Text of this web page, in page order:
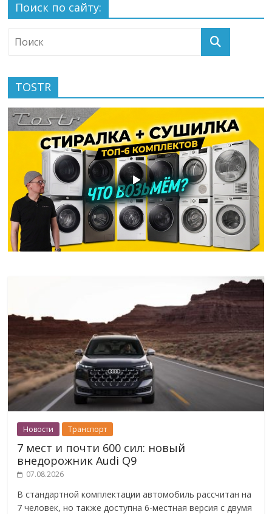
Поиск по сайту:
TOSTR
Новости Транспорт
7 мест и почти 600 сил: новый
внедорожник Audi Q9
07.08.2026
В стандартной комплектации автомобиль рассчитан на
7 человек, но также доступна 6-местная версия с двумя